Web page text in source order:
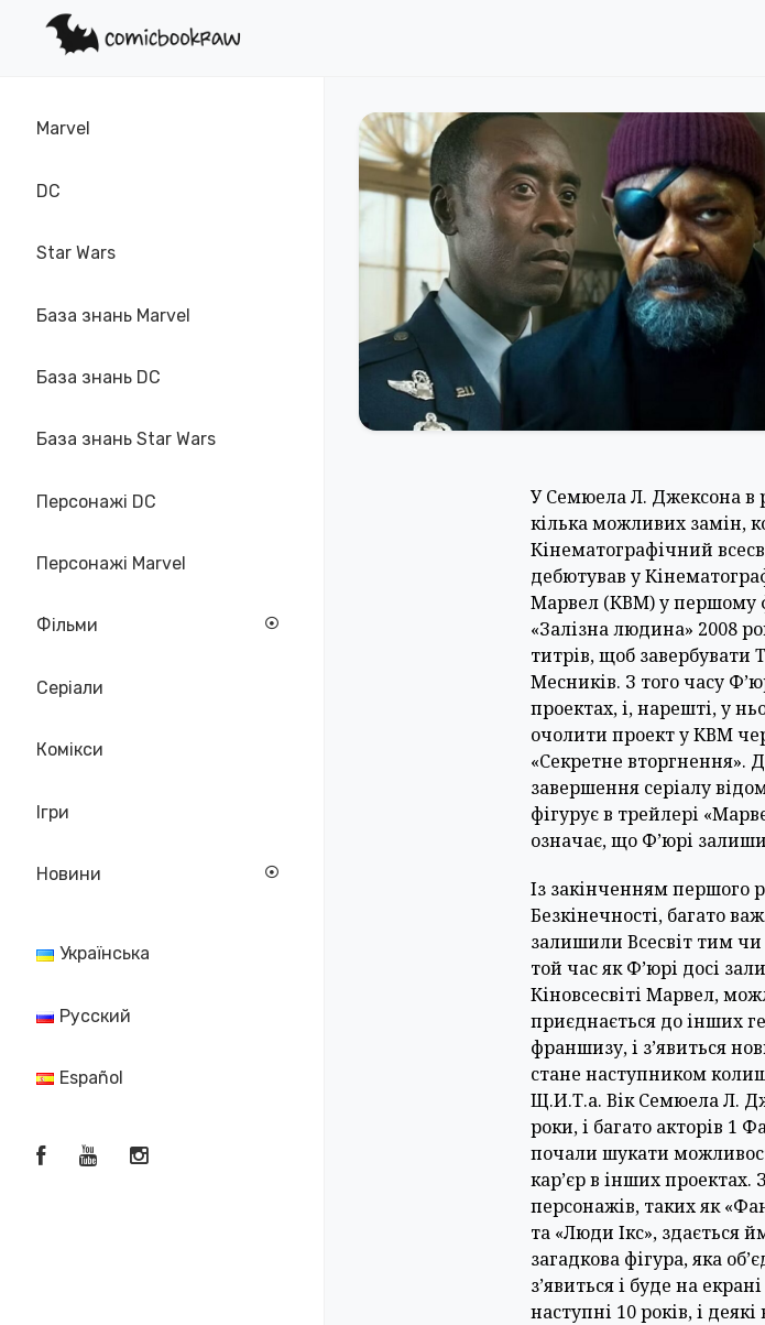
Marvel
DC
Star Wars
База знань Marvel
База знань DC
База знань Star Wars
Персонажі DC
Персонажі Marvel
Фільми
Серіали
Комікси
Ігри
Новини
Українська
Русский
Español
У Семюела Л. Джексона в
кілька можливих замін,
Кінематографічний
дебютував у
Марвел (КВМ) у першому
«Залізна людина» 2008
титрів, щоб завербувати
Месників. З того часу
проектах, і, нарешті, у
очолити проект у КВМ
«Секретне вторгнення».
завершення серіалу
фігурує в трейлері
означає, що Ф’юрі
Із закінченням першого
Безкінечності, багато
залишили Всесвіт тим
той час як Ф’юрі досі
Кіновсесвіті Марвел,
приєднається до інших
франшизу, і з’явиться
стане наступником
Щ.И.Т.а. Вік Семюела Л.
роки, і багато акторів 1
почали шукати
кар’єр в інших
персонажів, таких як
та «Люди Ікс», здається
загадкова фігура, яка
з’явиться і буде на
наступні 10 років, і